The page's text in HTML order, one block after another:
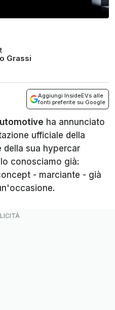
Grassi
Aggiungi InsideEVs alle
fonti preferite su Google
ha annunciato
ufficiale della
della sua hypercar
conosciamo già:
- marciante - già